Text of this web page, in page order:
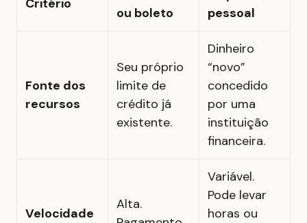
Critério
ou boleto
pessoal
Fonte dos
recursos
Seu próprio
limite de
crédito já
existente.
Dinheiro
“novo”
concedido
por uma
instituição
financeira.
Velocidade
Alta.
Variável.
Pode levar
horas ou